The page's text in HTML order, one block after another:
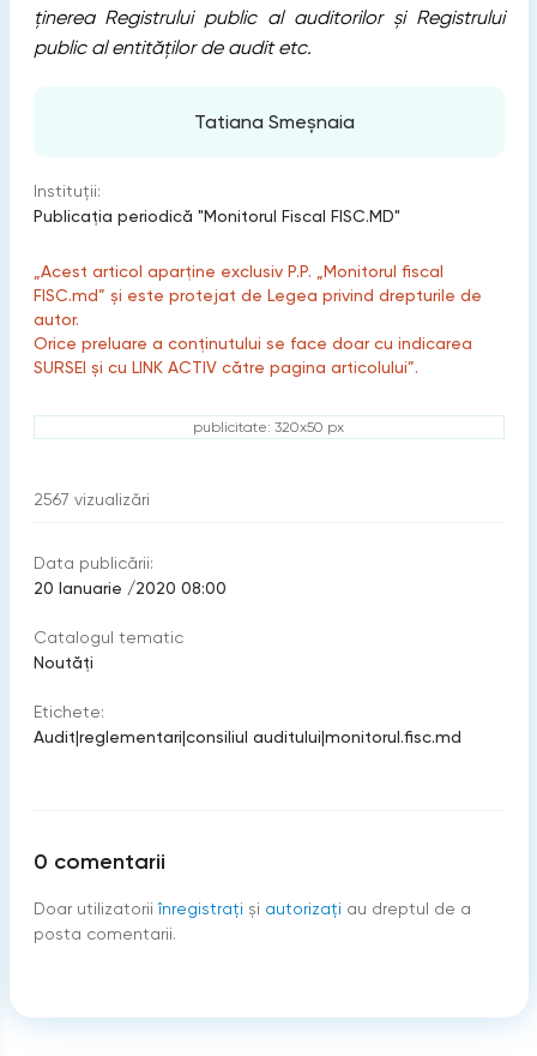
ţinerea Registrului public al auditorilor şi Registrului
public al entităţilor de audit etc.
Tatiana Smeșnaia
Instituții:
Publicaţia periodică "Monitorul Fiscal FISC.MD"
„Acest articol aparține exclusiv P.P. „Monitorul fiscal
FISC.md” și este protejat de Legea privind drepturile de
autor.
Orice preluare a conținutului se face doar cu indicarea
SURSEI și cu LINK ACTIV către pagina articolului”.
publicitate: 320x50 px
2567 vizualizări
Data publicării:
20 Ianuarie /2020 08:00
Catalogul tematic
Noutăți
Etichete:
Audit|reglementari|consiliul auditului|monitorul.fisc.md
0 comentarii
Doar utilizatorii înregistraţi şi autorizați au dreptul de a
posta comentarii.